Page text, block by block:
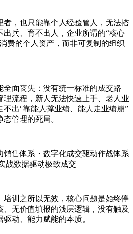
者，也只能靠个人经验管人，无法搭
出兵、育不出人，企业所谓的“核心
费的个人资产，而非可复制的组织
全面丧失：没有统一标准的成交路
理流程，新人无法快速上手、老人业
出“靠能人撑业绩、能人走业绩崩”
管理的死局。
销售体系・数字化成交驱动作战体系
数据驱动极致成交
培训之所以无效，核心问题是始终停
、无价值填报的浅层逻辑，没有触及
动、能力赋能的本质。